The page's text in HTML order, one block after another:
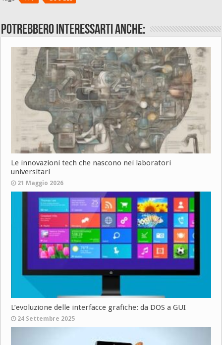
Potrebbero interessarti anche:
Le innovazioni tech che nascono nei laboratori
universitari
21 Maggio 2026
L’evoluzione delle interfacce grafiche: da DOS a GUI
24 Settembre 2025